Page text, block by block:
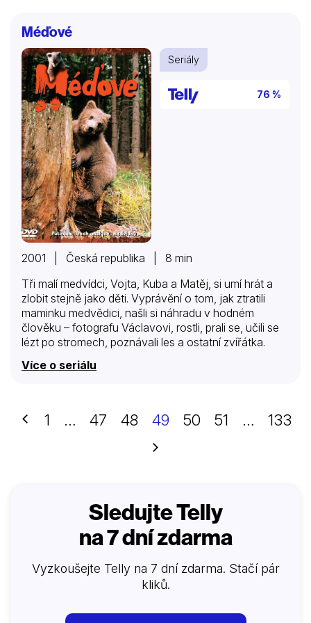
Méďové
Seriály
76 %
2001 | Česká republika | 8 min
Tři malí medvídci, Vojta, Kuba a Matěj, si umí hrát a
zlobit stejně jako děti. Vyprávění o tom, jak ztratili
maminku medvědici, našli si náhradu v hodném
člověku – fotografu Václavovi, rostli, prali se, učili se
lézt po stromech, poznávali les a ostatní zvířátka.
Více o seriálu
Předchozí
1 … 47 48 49 50 51 …
133
Další
Sledujte Telly
na 7 dní zdarma
Vyzkoušejte Telly na 7 dní zdarma. Stačí pár
kliků.